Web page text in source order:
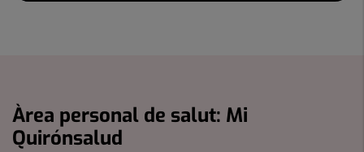
Àrea personal de salut: Mi
Quirónsalud